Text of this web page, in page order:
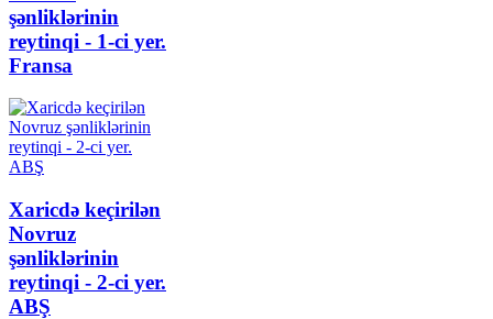
şənliklərinin
reytinqi - 1-ci yer.
Fransa
Xaricdə keçirilən
Novruz
şənliklərinin
reytinqi - 2-ci yer.
ABŞ